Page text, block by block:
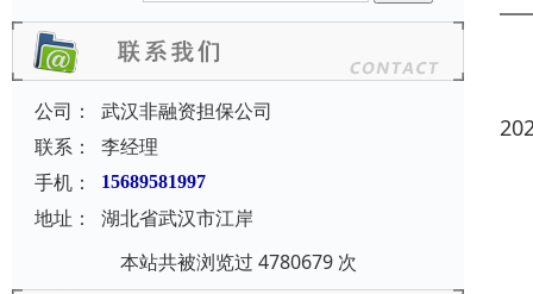
公司：
武汉非融资担保公司
联系：
李经理
手机：
15689581997
地址：
湖北省武汉市江岸
本站共被浏览过 4780679 次